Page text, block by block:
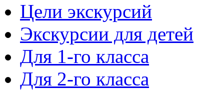
Цели экскурсий
Экскурсии для детей
Для 1-го класса
Для 2-го класса